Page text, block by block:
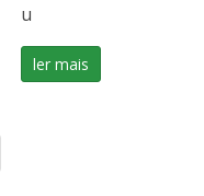
u
ler mais